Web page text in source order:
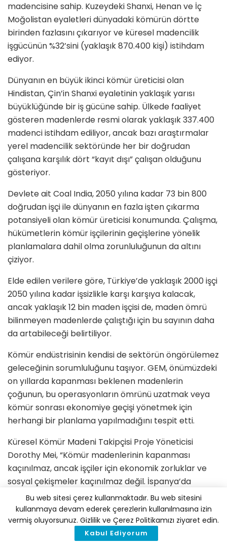
madencisine sahip. Kuzeydeki Shanxi, Henan ve İç
Moğolistan eyaletleri dünyadaki kömürün dörtte
birinden fazlasını çıkarıyor ve küresel madencilik
işgücünün %32’sini (yaklaşık 870.400 kişi) istihdam
ediyor.
Dünyanın en büyük ikinci kömür üreticisi olan
Hindistan, Çin’in Shanxi eyaletinin yaklaşık yarısı
büyüklüğünde bir iş gücüne sahip. Ülkede faaliyet
gösteren madenlerde resmi olarak yaklaşık 337.400
madenci istihdam ediliyor, ancak bazı araştırmalar
yerel madencilik sektöründe her bir doğrudan
çalışana karşılık dört “kayıt dışı” çalışan olduğunu
gösteriyor.
Devlete ait Coal India, 2050 yılına kadar 73 bin 800
doğrudan işçi ile dünyanın en fazla işten çıkarma
potansiyeli olan kömür üreticisi konumunda. Çalışma,
hükümetlerin kömür işçilerinin geçişlerine yönelik
planlamalara dahil olma zorunluluğunun da altını
çiziyor.
Elde edilen verilere göre, Türkiye’de yaklaşık 2000 işçi
2050 yılına kadar işsizlikle karşı karşıya kalacak,
ancak yaklaşık 12 bin maden işçisi de, maden ömrü
bilinmeyen madenlerde çalıştığı için bu sayının daha
da artabileceği belirtiliyor.
Kömür endüstrisinin kendisi de sektörün öngörülemez
geleceğinin sorumluluğunu taşıyor. GEM, önümüzdeki
on yıllarda kapanması beklenen madenlerin
çoğunun, bu operasyonların ömrünü uzatmak veya
kömür sonrası ekonomiye geçişi yönetmek için
herhangi bir planlama yapılmadığını tespit etti.
Küresel Kömür Madeni Takipçisi Proje Yöneticisi
Dorothy Mei, “Kömür madenlerinin kapanması
kaçınılmaz, ancak işçiler için ekonomik zorluklar ve
sosyal çekişmeler kaçınılmaz değil. İspanya’da
olduğu gibi, karbonsuzlaştırmanın devam eden
etkilerini düzenli olarak gözden geçiren uygulanabilir
geçiş planlaması yapılıyor. Hükümetler kendi adil
enerji geçiş stratejilerini planlarken bu ülkenin
Bu web sitesi çerez kullanmaktadır. Bu web sitesini
kullanmaya devam ederek çerezlerin kullanılmasına izin
vermiş oluyorsunuz. Gizlilik ve Çerez Politikamızı ziyaret edin.
Kabul Ediyorum